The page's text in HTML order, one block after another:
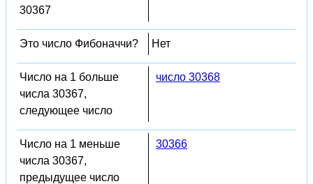
30367
Это число Фибоначчи? Нет
Число на 1 больше
числа 30367,
следующее число
число 30368
Число на 1 меньше
числа 30367,
предыдущее число
30366